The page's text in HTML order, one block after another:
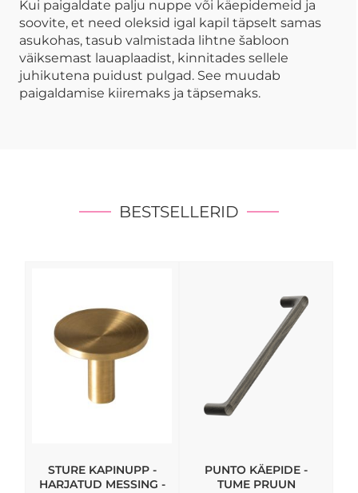
Kui paigaldate palju nuppe või käepidemeid ja
soovite, et need oleksid igal kapil täpselt samas
asukohas, tasub valmistada lihtne šabloon
väiksemast lauaplaadist, kinnitades sellele
juhikutena puidust pulgad. See muudab
paigaldamise kiiremaks ja täpsemaks.
BESTSELLERID
STURE KAPINUPP -
HARJATUD MESSING -
PUNTO KÄEPIDE -
TUME PRUUN